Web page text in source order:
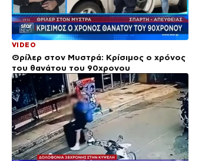
VIDEO
Θρίλερ στον Μυστρά: Κρίσιμος ο χρόνος
του θανάτου του 90χρονου